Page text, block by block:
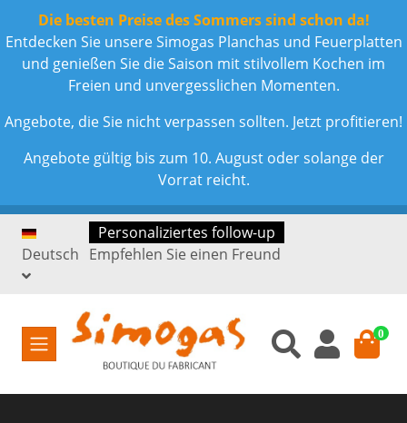
Die besten Preise des Sommers sind schon da!
Entdecken Sie unsere Simogas Planchas und Feuerplatten
und genießen Sie die Saison mit stilvollem Kochen im
Freien und unvergesslichen Momenten.
Angebote, die Sie nicht verpassen sollten. Jetzt profitieren!
Angebote gültig bis zum 10. August oder solange der
Vorrat reicht.
Deutsch
Personaliziertes follow-up
Empfehlen Sie einen Freund
0